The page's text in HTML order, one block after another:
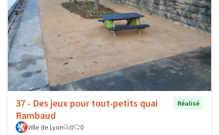
37 - Des jeux pour tout-petits quai
Rambaud
Réalisé
Ville de Lyon 0 0